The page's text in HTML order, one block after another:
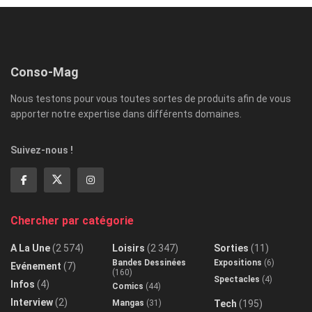
Conso-Mag
Nous testons pour vous toutes sortes de produits afin de vous
apporter notre expertise dans différents domaines.
Suivez-nous !
Chercher par catégorie
A La Une(2 574)
Evénement (7)
Infos (4)
Interview(2)
Loisirs (2 347)
Bandes Dessinées
(160)
Comics (44)
Mangas (31)
Sorties (11)
Expositions (6)
Spectacles (4)
Tech (195)